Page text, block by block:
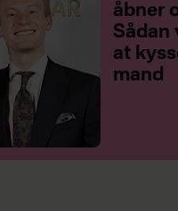
åbner
Sådan
at
mand